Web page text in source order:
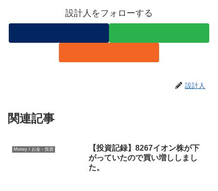
設計人をフォローする
設計人
関連記事
Money / お金・投資
【投資記録】8267イオン株が下
がっていたので買い増ししまし
た。